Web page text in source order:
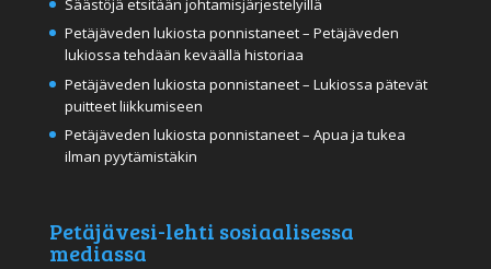
Petäjäveden lukiosta ponnistaneet – Petäjäveden
lukiossa tehdään keväällä historiaa
Petäjäveden lukiosta ponnistaneet – Lukiossa pätevät
puitteet liikkumiseen
Petäjäveden lukiosta ponnistaneet – Apua ja tukea
ilman pyytämistäkin
Petäjävesi-lehti sosiaalisessa
mediassa